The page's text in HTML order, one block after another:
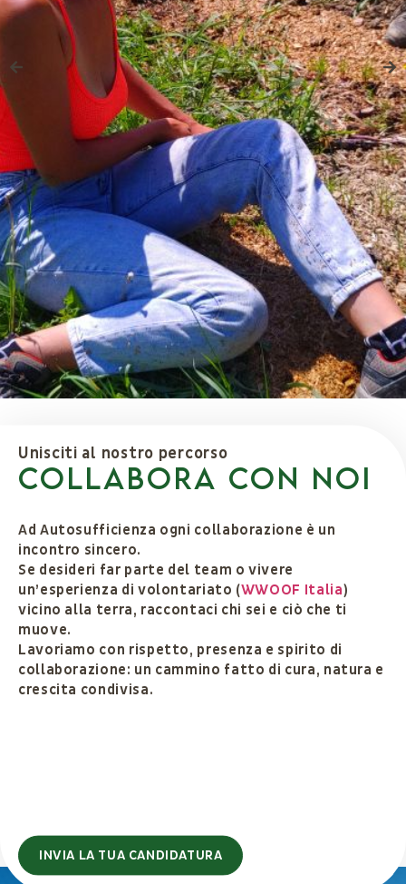
Unisciti al nostro percorso
COLLABORA CON NOI
Ad Autosufficienza ogni collaborazione è un
incontro sincero.
Se desideri far parte del team o vivere
un’esperienza di volontariato (WWOOF Italia)
vicino alla terra, raccontaci chi sei e ciò che ti
muove.
Lavoriamo con rispetto, presenza e spirito di
collaborazione: un cammino fatto di cura, natura e
crescita condivisa.
INVIA LA TUA CANDIDATURA